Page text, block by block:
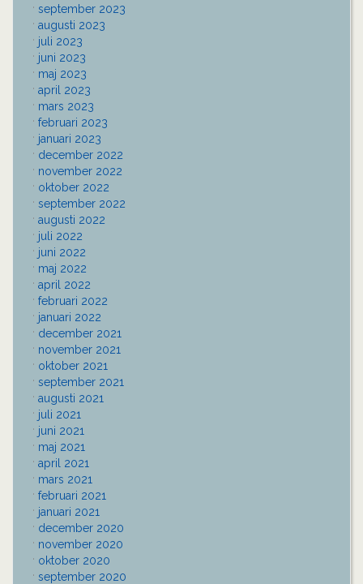
september 2023
augusti 2023
juli 2023
juni 2023
maj 2023
april 2023
mars 2023
februari 2023
januari 2023
december 2022
november 2022
oktober 2022
september 2022
augusti 2022
juli 2022
juni 2022
maj 2022
april 2022
februari 2022
januari 2022
december 2021
november 2021
oktober 2021
september 2021
augusti 2021
juli 2021
juni 2021
maj 2021
april 2021
mars 2021
februari 2021
januari 2021
december 2020
november 2020
oktober 2020
september 2020